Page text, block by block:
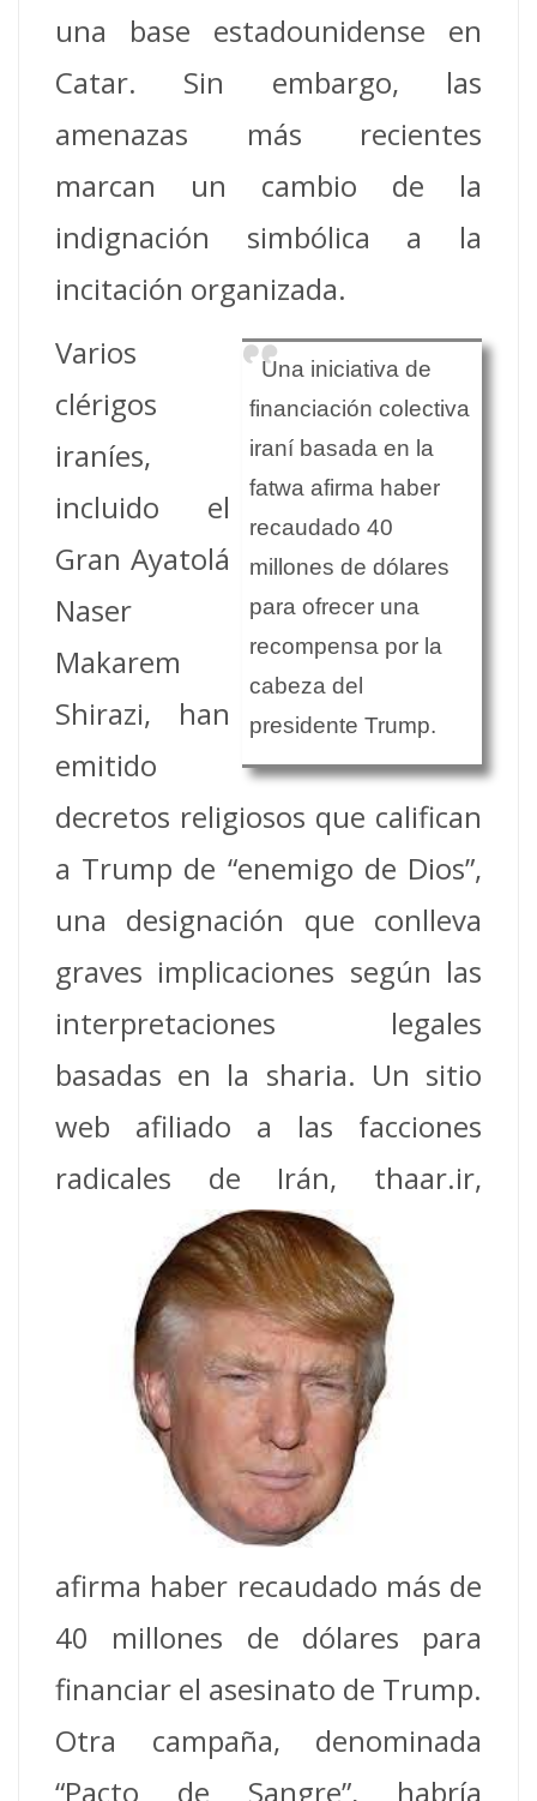
una base estadounidense en
Catar. Sin embargo, las
amenazas más recientes
marcan un cambio de la
indignación simbólica a la
incitación organizada.
Una iniciativa de
financiación colectiva
iraní basada en la
fatwa afirma haber
recaudado 40
millones de dólares
para ofrecer una
recompensa por la
cabeza del
presidente Trump.
Varios
clérigos
iraníes,
incluido el
Gran Ayatolá
Naser
Makarem
Shirazi, han
emitido
decretos religiosos que califican
a Trump de “enemigo de Dios”,
una designación que conlleva
graves implicaciones según las
interpretaciones legales
basadas en la sharia. Un sitio
web afiliado a las facciones
radicales de Irán, thaar.ir,
afirma haber recaudado más de
40 millones de dólares para
financiar el asesinato de Trump.
Otra campaña, denominada
“Pacto de Sangre”, habría